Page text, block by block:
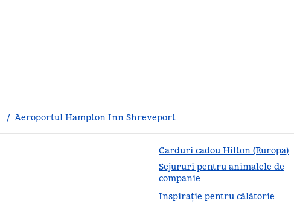
/ Aeroportul Hampton Inn Shreveport
Carduri cadou Hilton (Europa)
Sejururi pentru animalele de
companie
Inspirație pentru călătorie